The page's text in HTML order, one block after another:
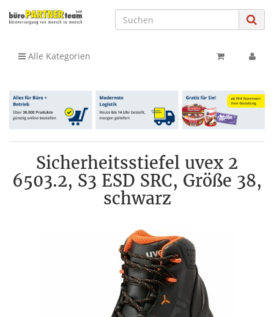
Alle Kategorien
Sicherheitsstiefel uvex 2
6503.2, S3 ESD SRC, Größe 38,
schwarz